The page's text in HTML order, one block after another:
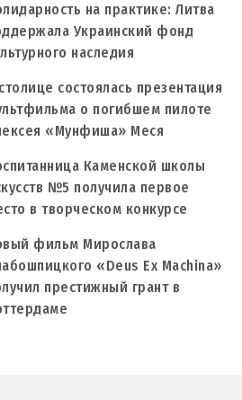
на практике: Литва
Украинский фонд
наследия
состоялась презентация
о погибшем пилоте
«Мунфиша» Меся
Каменской школы
№5 получила первое
в творческом конкурсе
фильм Мирослава
«Deus Ex Machina»
престижный грант в